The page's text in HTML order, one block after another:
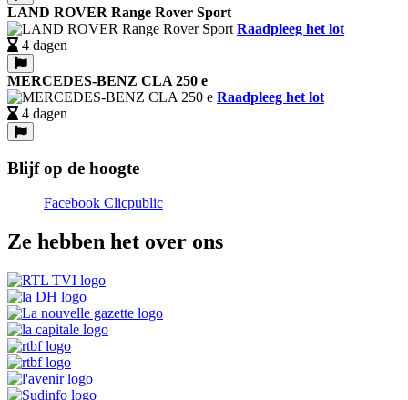
LAND ROVER Range Rover Sport
Raadpleeg het lot
4 dagen
MERCEDES-BENZ CLA 250 e
Raadpleeg het lot
4 dagen
Blijf op de hoogte
Facebook Clicpublic
Ze hebben het over ons